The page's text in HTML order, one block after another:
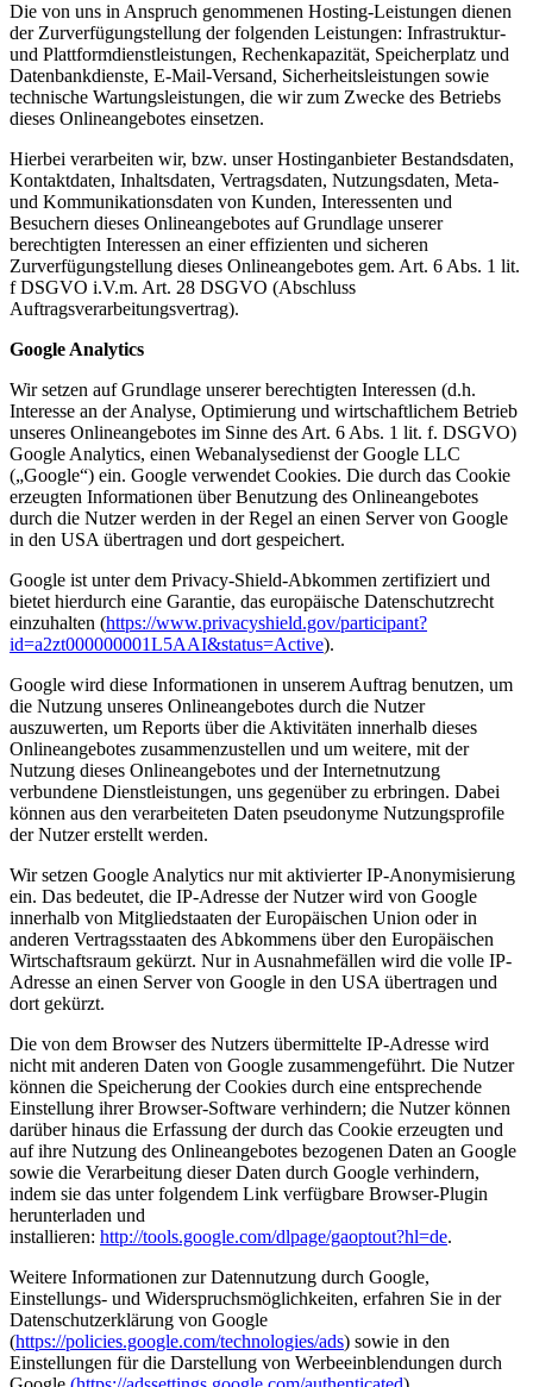
Die von uns in Anspruch genommenen Hosting-Leistungen dienen
der Zurverfügungstellung der folgenden Leistungen: Infrastruktur-
und Plattformdienstleistungen, Rechenkapazität, Speicherplatz und
Datenbankdienste, E-Mail-Versand, Sicherheitsleistungen sowie
technische Wartungsleistungen, die wir zum Zwecke des Betriebs
dieses Onlineangebotes einsetzen.
Hierbei verarbeiten wir, bzw. unser Hostinganbieter Bestandsdaten,
Kontaktdaten, Inhaltsdaten, Vertragsdaten, Nutzungsdaten, Meta-
und Kommunikationsdaten von Kunden, Interessenten und
Besuchern dieses Onlineangebotes auf Grundlage unserer
berechtigten Interessen an einer effizienten und sicheren
Zurverfügungstellung dieses Onlineangebotes gem. Art. 6 Abs. 1 lit.
f DSGVO i.V.m. Art. 28 DSGVO (Abschluss
Auftragsverarbeitungsvertrag).
Google Analytics
Wir setzen auf Grundlage unserer berechtigten Interessen (d.h.
Interesse an der Analyse, Optimierung und wirtschaftlichem Betrieb
unseres Onlineangebotes im Sinne des Art. 6 Abs. 1 lit. f. DSGVO)
Google Analytics, einen Webanalysedienst der Google LLC
(„Google“) ein. Google verwendet Cookies. Die durch das Cookie
erzeugten Informationen über Benutzung des Onlineangebotes
durch die Nutzer werden in der Regel an einen Server von Google
in den USA übertragen und dort gespeichert.
Google ist unter dem Privacy-Shield-Abkommen zertifiziert und
bietet hierdurch eine Garantie, das europäische Datenschutzrecht
einzuhalten (https://www.privacyshield.gov/participant?
id=a2zt000000001L5AAI&status=Active).
Google wird diese Informationen in unserem Auftrag benutzen, um
die Nutzung unseres Onlineangebotes durch die Nutzer
auszuwerten, um Reports über die Aktivitäten innerhalb dieses
Onlineangebotes zusammenzustellen und um weitere, mit der
Nutzung dieses Onlineangebotes und der Internetnutzung
verbundene Dienstleistungen, uns gegenüber zu erbringen. Dabei
können aus den verarbeiteten Daten pseudonyme Nutzungsprofile
der Nutzer erstellt werden.
Wir setzen Google Analytics nur mit aktivierter IP-Anonymisierung
ein. Das bedeutet, die IP-Adresse der Nutzer wird von Google
innerhalb von Mitgliedstaaten der Europäischen Union oder in
anderen Vertragsstaaten des Abkommens über den Europäischen
Wirtschaftsraum gekürzt. Nur in Ausnahmefällen wird die volle IP-
Adresse an einen Server von Google in den USA übertragen und
dort gekürzt.
Die von dem Browser des Nutzers übermittelte IP-Adresse wird
nicht mit anderen Daten von Google zusammengeführt. Die Nutzer
können die Speicherung der Cookies durch eine entsprechende
Einstellung ihrer Browser-Software verhindern; die Nutzer können
darüber hinaus die Erfassung der durch das Cookie erzeugten und
auf ihre Nutzung des Onlineangebotes bezogenen Daten an Google
sowie die Verarbeitung dieser Daten durch Google verhindern,
indem sie das unter folgendem Link verfügbare Browser-Plugin
herunterladen und
installieren: http://tools.google.com/dlpage/gaoptout?hl=de.
Weitere Informationen zur Datennutzung durch Google,
Einstellungs- und Widerspruchsmöglichkeiten, erfahren Sie in der
Datenschutzerklärung von Google
(https://policies.google.com/technologies/ads) sowie in den
Einstellungen für die Darstellung von Werbeeinblendungen durch